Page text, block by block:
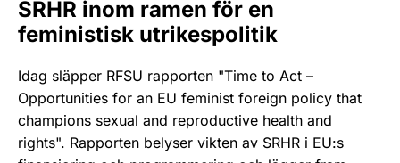
SRHR inom ramen för en
feministisk utrikespolitik
Idag släpper RFSU rapporten "Time to Act –
Opportunities for an EU feminist foreign policy that
champions sexual and reproductive health and
rights". Rapporten belyser vikten av SRHR i EU:s